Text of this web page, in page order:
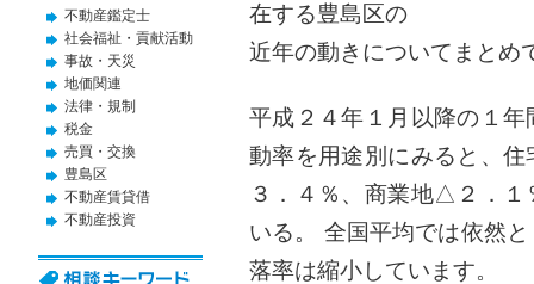
在する豊島区の
近年の動きについてまとめ
平成２４年１月以降の１
動率を用途別にみると、
３．４％、商業地△２．
いる。 全国平均では依然
落率は縮小しています。
不動産鑑定士
社会福祉・貢献活動
事故・天災
地価関連
法律・規制
税金
売買・交換
豊島区
不動産賃貸借
不動産投資